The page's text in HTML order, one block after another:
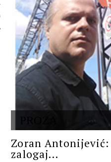
Zoran
zalogaj...